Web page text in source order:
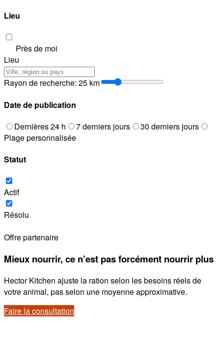
Lieu
Près de moi
Lieu
Rayon de recherche: 25 km
Date de publication
Dernières 24 h
7 derniers jours
30 derniers jours
Plage personnalisée
Statut
Actif
Résolu
Offre partenaire
Mieux nourrir, ce n’est pas forcément nourrir plus
Hector Kitchen ajuste la ration selon les besoins réels de
votre animal, pas selon une moyenne approximative.
Faire la consultation